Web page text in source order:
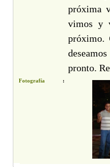
próxima
vimos y
próximo.
pronto.
Fotografía :